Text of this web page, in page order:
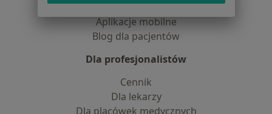
Pomoc
Aplikacje mobilne
Blog dla pacjentów
Dla profesjonalistów
Cennik
Dla lekarzy
Dla placówek medycznych